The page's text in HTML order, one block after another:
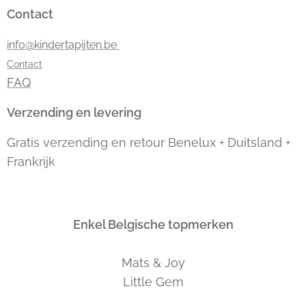
Contact
info@kindertapijten.be
Contact
FAQ
Verzending en levering
Gratis verzending en retour Benelux + Duitsland +
Frankrijk
Enkel Belgische topmerken
Mats & Joy
Little Gem